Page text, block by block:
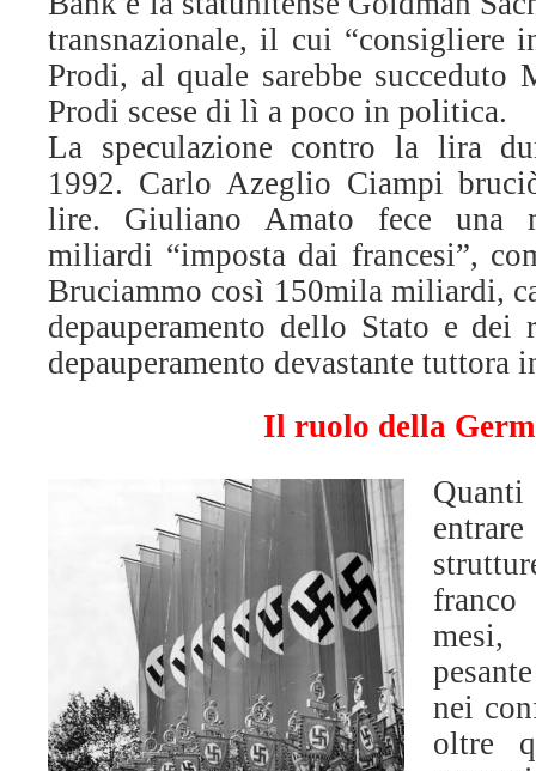
transnazionale, il cui “consigliere
Prodi, al quale sarebbe succeduto
Prodi scese di lì a poco in politica.
La speculazione contro la lira
1992. Carlo Azeglio Ciampi
lire. Giuliano Amato fece una
miliardi “imposta dai francesi”,
Bruciammo così 150mila miliardi,
depauperamento dello Stato e
depauperamento devastante tuttora
Il ruolo della
nei
oltre